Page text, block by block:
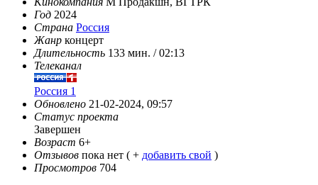
Год 2024
Страна Россия
Жанр концерт
Длительность 133 мин. / 02:13
Телеканал
Россия 1
Обновлено 21-02-2024, 09:57
Статус проекта
Завершен
Возраст 6+
Отзывов пока нет ( + добавить свой )
Просмотров 704